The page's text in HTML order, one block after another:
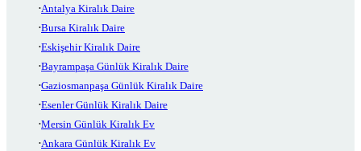
Antalya Kiralık Daire
Bursa Kiralık Daire
Eskişehir Kiralık Daire
Bayrampaşa Günlük Kiralık Daire
Gaziosmanpaşa Günlük Kiralık Daire
Esenler Günlük Kiralık Daire
Mersin Günlük Kiralık Ev
Ankara Günlük Kiralık Ev